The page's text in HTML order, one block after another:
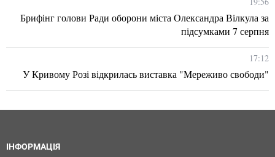
Брифінг голови Ради оборони міста Олександра Вілкула за
підсумками 7 серпня
17:12
У Кривому Розі відкрилась виставка "Мереживо свободи"
ІНФОРМАЦІЯ